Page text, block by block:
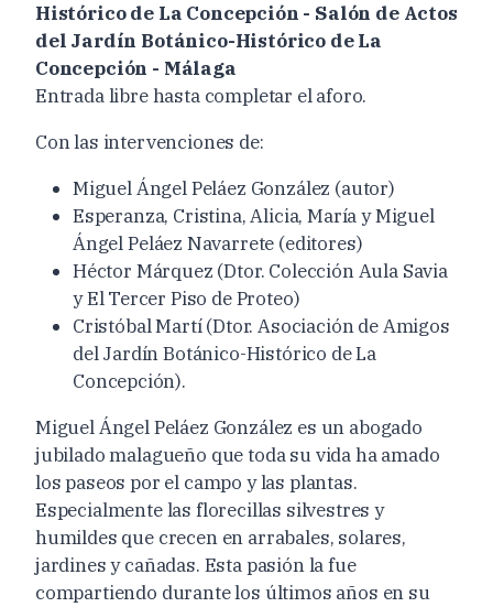
Histórico de La Concepción - Salón de Actos
del Jardín Botánico-Histórico de La
Concepción - Málaga
Entrada libre hasta completar el aforo.
Con las intervenciones de:
MiguelÁngel Peláez González (autor)
Esperanza, Cristina, Alicia, María y Miguel
ÁngelPeláez Navarrete (editores)
Héctor Márquez (Dtor. Colección Aula Savia
yElTercer Piso de Proteo)
Cristóbal Martí (Dtor. Asociación de Amigos
del JardínBotánico-Histórico deLa
Concepción).
Miguel Ángel Peláez González es un abogado
jubilado malagueño que toda su vida ha amado
los paseos por el campo y las plantas.
Especialmente las florecillas silvestres y
humildes que crecen en arrabales, solares,
jardinesy cañadas. Estapasión la fue
compartiendo durante los últimos años en su